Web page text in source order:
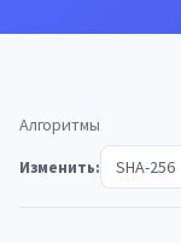
Алгоритмы
Изменить: